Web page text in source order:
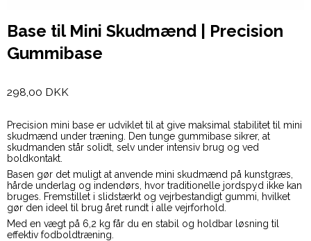
Base til Mini Skudmænd | Precision
Gummibase
298,00 DKK
Precision mini base er udviklet til at give maksimal stabilitet til mini
skudmænd under træning. Den tunge gummibase sikrer, at
skudmanden står solidt, selv under intensiv brug og ved
boldkontakt.
Basen gør det muligt at anvende mini skudmænd på kunstgræs,
hårde underlag og indendørs, hvor traditionelle jordspyd ikke kan
bruges. Fremstillet i slidstærkt og vejrbestandigt gummi, hvilket
gør den ideel til brug året rundt i alle vejrforhold.
Med en vægt på 6,2 kg får du en stabil og holdbar løsning til
effektiv fodboldtræning.